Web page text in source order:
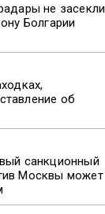
не засекли
Болгарии
об
санкционный
Москвы может